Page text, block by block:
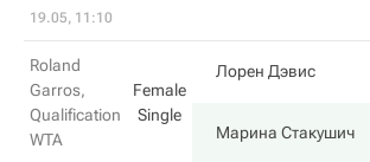
19.05, 11:10
Roland
Garros,
Qualification
WTA
Female
Single
Лорен Дэвис
Марина Стакушич